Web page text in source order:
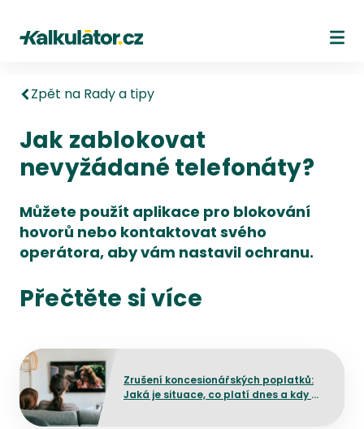
Kalkulátor.cz
Zpět na Rady a tipy
Jak zablokovat
nevyžádané telefonáty?
Můžete použít aplikace pro blokování
hovorů nebo kontaktovat svého
operátora, aby vám nastavil ochranu.
Přečtěte si více
Zrušení koncesionářských poplatků:
Jaká je situace, co platí dnes a kdy by
Přejít na detail článku